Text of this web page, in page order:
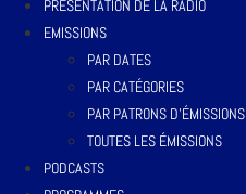
PRÉSENTATION DE LA RADIO
EMISSIONS
PAR DATES
PAR CATÉGORIES
PAR PATRONS D’ÉMISSIONS
TOUTES LES ÉMISSIONS
PODCASTS